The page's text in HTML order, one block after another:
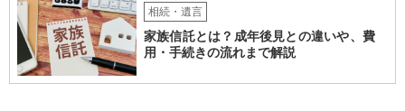
相続・遺言
家族信託とは？成年後見との違いや、費
用・手続きの流れまで解説